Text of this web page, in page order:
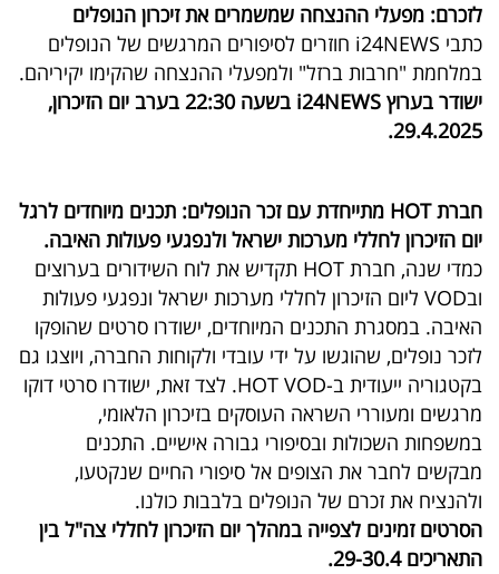
לזכרם: מפעלי ההנצחה שמשמרים את זיכרון הנופלים
כתבי i24NEWS חוזרים לסיפורים המרגשים של הנופלים
במלחמת "חרבות ברזל" ולמפעלי ההנצחה שהקימו יקיריהם.
ישודר בערוץ i24NEWS בשעה 22:30 בערב יום הזיכרון,
29.4.2025.
חברת HOT מתייחדת עם זכר הנופלים: תכנים מיוחדים לרגל
יום הזיכרון לחללי מערכות ישראל ולנפגעי פעולות האיבה.
כמדי שנה, חברת HOT תקדיש את לוח השידורים בערוצים
ובVOD ליום הזיכרון לחללי מערכות ישראל ונפגעי פעולות
האיבה. במסגרת התכנים המיוחדים, ישודרו סרטים שהופקו
לזכר נופלים, שהוגשו על ידי עובדי ולקוחות החברה, ויוצגו גם
בקטגוריה ייעודית ב-HOT VOD. לצד זאת, ישודרו סרטי דוקו
מרגשים ומעוררי השראה העוסקים בזיכרון הלאומי,
במשפחות השכולות ובסיפורי גבורה אישיים. התכנים
מבקשים לחבר את הצופים אל סיפורי החיים שנקטעו,
ולהנציח את זכרם של הנופלים בלבבות כולנו.
הסרטים זמינים לצפייה במהלך יום הזיכרון לחללי צה"ל בין
התאריכים 29-30.4.